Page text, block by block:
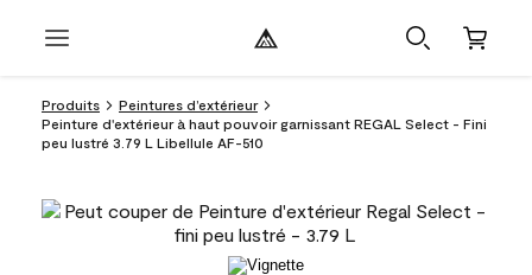
Produits
Peintures d’extérieur
Peinture d'extérieur à haut pouvoir garnissant REGAL Select - Fini
peu lustré 3.79 L Libellule AF-510